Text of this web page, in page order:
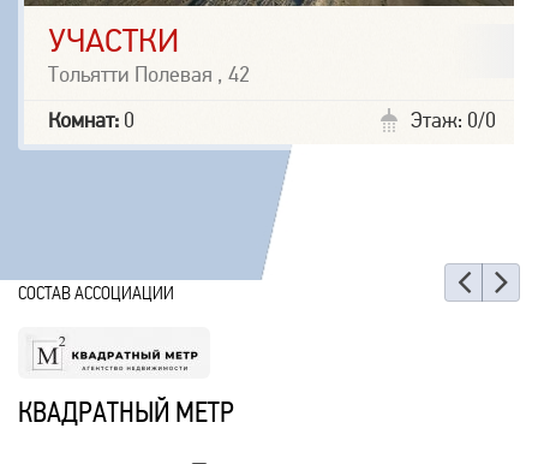
УЧАСТКИ
Тольятти Полевая , 42
Комнат: 0 Этаж: 0/0
СОСТАВ АССОЦИАЦИИ
КВАДРАТНЫЙ МЕТР